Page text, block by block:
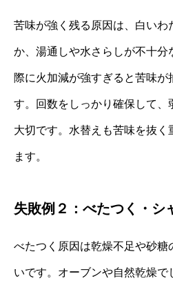
苦味が強く残る原因は、白いわ
か、湯通しや水さらしが不十分
際に火加減が強すぎると苦味が
す。回数をしっかり確保して、
大切です。水替えも苦味を抜く
ます。
失敗例２：べたつく・シ
べたつく原因は乾燥不足や砂糖
いです。オーブンや自然乾燥で